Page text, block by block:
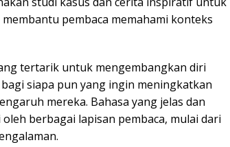
pembaca memahami konteks
tertarik untuk mengembangkan diri
siapa pun yang ingin meningkatkan
mereka. Bahasa yang jelas dan
berbagai lapisan pembaca, mulai dari